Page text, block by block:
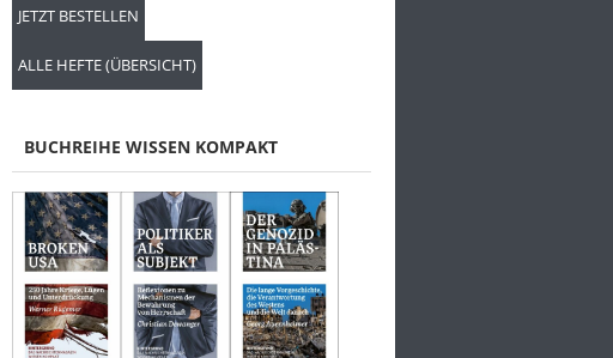
JETZT BESTELLEN
ALLE HEFTE (ÜBERSICHT)
BUCHREIHE WISSEN KOMPAKT